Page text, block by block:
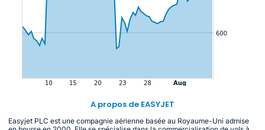
A propos de EASYJET
Easyjet PLC est une compagnie aérienne basée au Royaume-Uni admise